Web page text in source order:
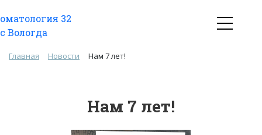
Главная Новости Нам 7 лет!
Нам 7 лет!